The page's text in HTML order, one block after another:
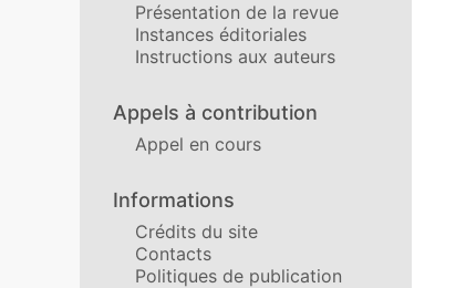
Présentation de la revue
Instances éditoriales
Instructions aux auteurs
Appels à contribution
Appel en cours
Informations
Crédits du site
Contacts
Politiques de publication